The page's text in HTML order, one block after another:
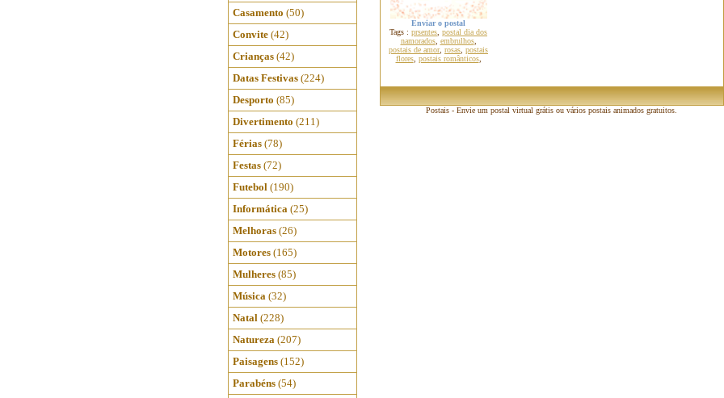
Casamento (50)
Convite (42)
Crianças (42)
Datas Festivas (224)
Desporto (85)
Divertimento (211)
Férias (78)
Festas (72)
Futebol (190)
Informática (25)
Melhoras (26)
Motores (165)
Mulheres (85)
Música (32)
Natal (228)
Natureza (207)
Paisagens (152)
Parabéns (54)
Enviar o postal
Tags : prsentes postal dia dos
namorados, embrulhos,
postais de amor, rosas postais
flores, postais românticos,
Postais - Envie um postal virtual grátis ou vários postais animados gratuitos.